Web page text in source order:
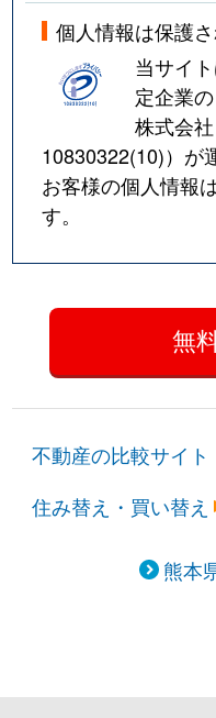
個人情報は保護
当サイ
定企業
株式会
10830322(10)）が
お客様の個人情報
す。
不動産の比較サイ
住み替え・買い替え
熊本